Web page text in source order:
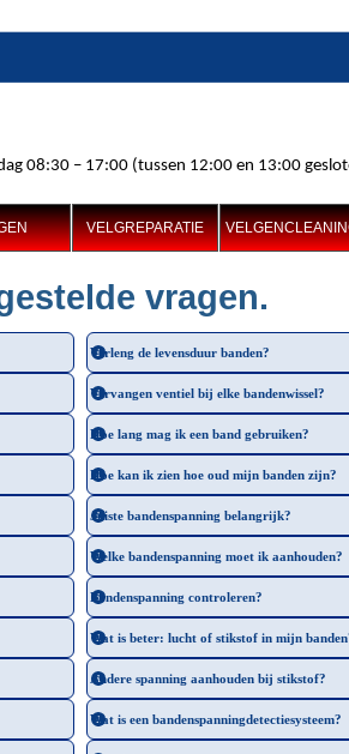
08:30 – 17:00 (tussen 12:00 en 13:00
VELGREPARATIE
vragen.
Verleng de levensduur banden?
Vervangen ventiel bij elke bandenwissel?
Hoe lang mag ik een band gebruiken?
Hoe kan ik zien hoe oud mijn banden zijn?
Juiste bandenspanning belangrijk?
Welke bandenspanning moet ik aanhouden?
Bandenspanning controleren?
Wat is beter: lucht of stikstof in mijn
Andere spanning aanhouden bij stikstof?
Wat is een bandenspanningdetectiesysteem?